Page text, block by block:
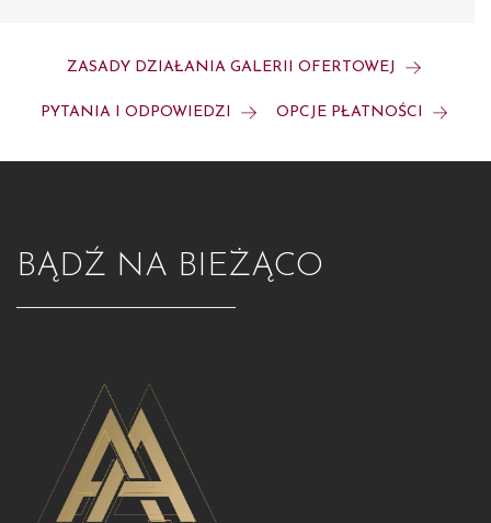
ZASADY DZIAŁANIA GALERII OFERTOWEJ
PYTANIA I ODPOWIEDZI OPCJE PŁATNOŚCI
BĄDŹ NA BIEŻĄCO